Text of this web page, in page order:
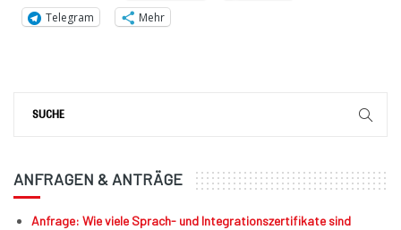
ANFRAGEN & ANTRÄGE
Anfrage: Wie viele Sprach- und Integrationszertifikate sind
Telegram
Mehr